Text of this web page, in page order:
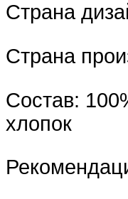
Страна
Страна
Состав:
хлопок